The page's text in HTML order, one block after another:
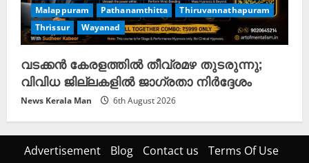
Malappuram
Pathanamthitta
Thiruvannathapuram
Thrissur
Wayanad
വടക്കൻ കേരളത്തിൽ തീവ്രമഴ തുടരുന്നു;
വിവിധ ജില്ലകളിൽ ജാഗ്രതാ നിർദ്ദേശം
News Kerala Man 6th August 2026
Advertisement Blog Contact us Terms Of Use